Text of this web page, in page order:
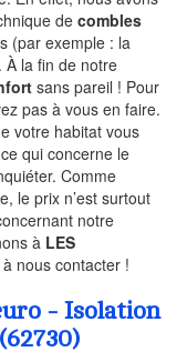
de combles
(par exemple : la
À la fin de notre
sans pareil ! Pour
pas à vous en faire.
votre habitat vous
qui concerne le
Comme
le prix n’est surtout
notre
à LES
nous contacter !
- Isolation